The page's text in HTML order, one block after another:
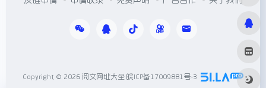
Copyright © 2026 阅文网址大全 皖ICP备17009881号-3